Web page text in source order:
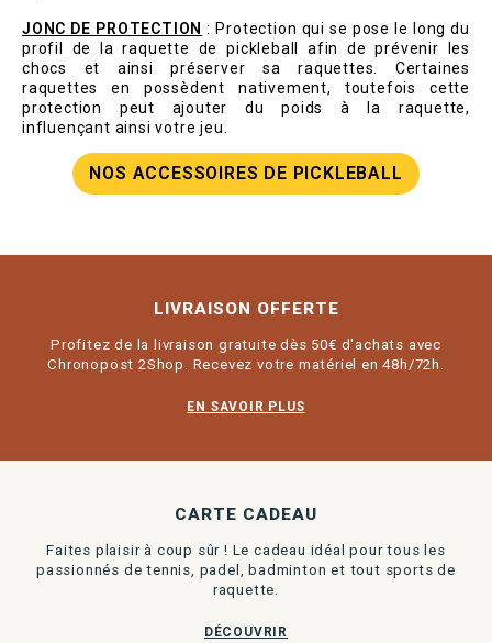
JONC DE PROTECTION : Protection qui se pose le long du
profil de la raquette de pickleball afin de prévenir les
chocs et ainsi préserver sa raquettes. Certaines
raquettes en possèdent nativement, toutefois cette
protection peut ajouter du poids à la raquette,
influençant ainsi votre jeu.
NOS ACCESSOIRES DE PICKLEBALL
LIVRAISON OFFERTE
Profitez de la livraison gratuite dès 50€ d'achats avec
Chronopost 2Shop. Recevez votre matériel en 48h/72h.
EN SAVOIR PLUS
CARTE CADEAU
Faites plaisir à coup sûr ! Le cadeau idéal pour tous les
passionnés de tennis, padel, badminton et tout sports de
raquette.
DÉCOUVRIR